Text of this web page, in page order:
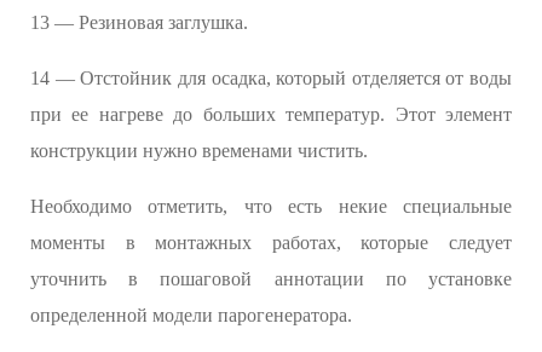
13 — Резиновая заглушка.
14 — Отстойник для осадка, который отделяется от воды
при ее нагреве до больших температур. Этот элемент
конструкции нужно временами чистить.
Необходимо отметить, что есть некие специальные
моменты в монтажных работах, которые следует
уточнить в пошаговой аннотации по установке
определенной модели парогенератора.